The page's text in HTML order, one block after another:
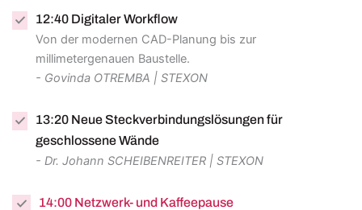
12:40 Digitaler Workflow
Von der modernen CAD-Planung bis zur
millimetergenauen Baustelle.
- Govinda OTREMBA | STEXON
13:20 Neue Steckverbindungslösungen für
geschlossene Wände
- Dr. Johann SCHEIBENREITER | STEXON
14:00 Netzwerk- und Kaffeepause